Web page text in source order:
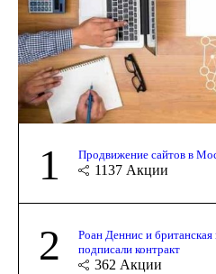
1 Продвижение сайтов в
1137 Акции
2
Роан Деннис и британская
подписали контракт
362 Акции